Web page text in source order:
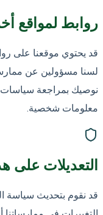
روابط لمواقع
قد يحتوي موقعنا على
لسنا مسؤولين عن
نوصيك بمراجعة
معلومات شخصية.
التعديلات على
قد نقوم بتحديث